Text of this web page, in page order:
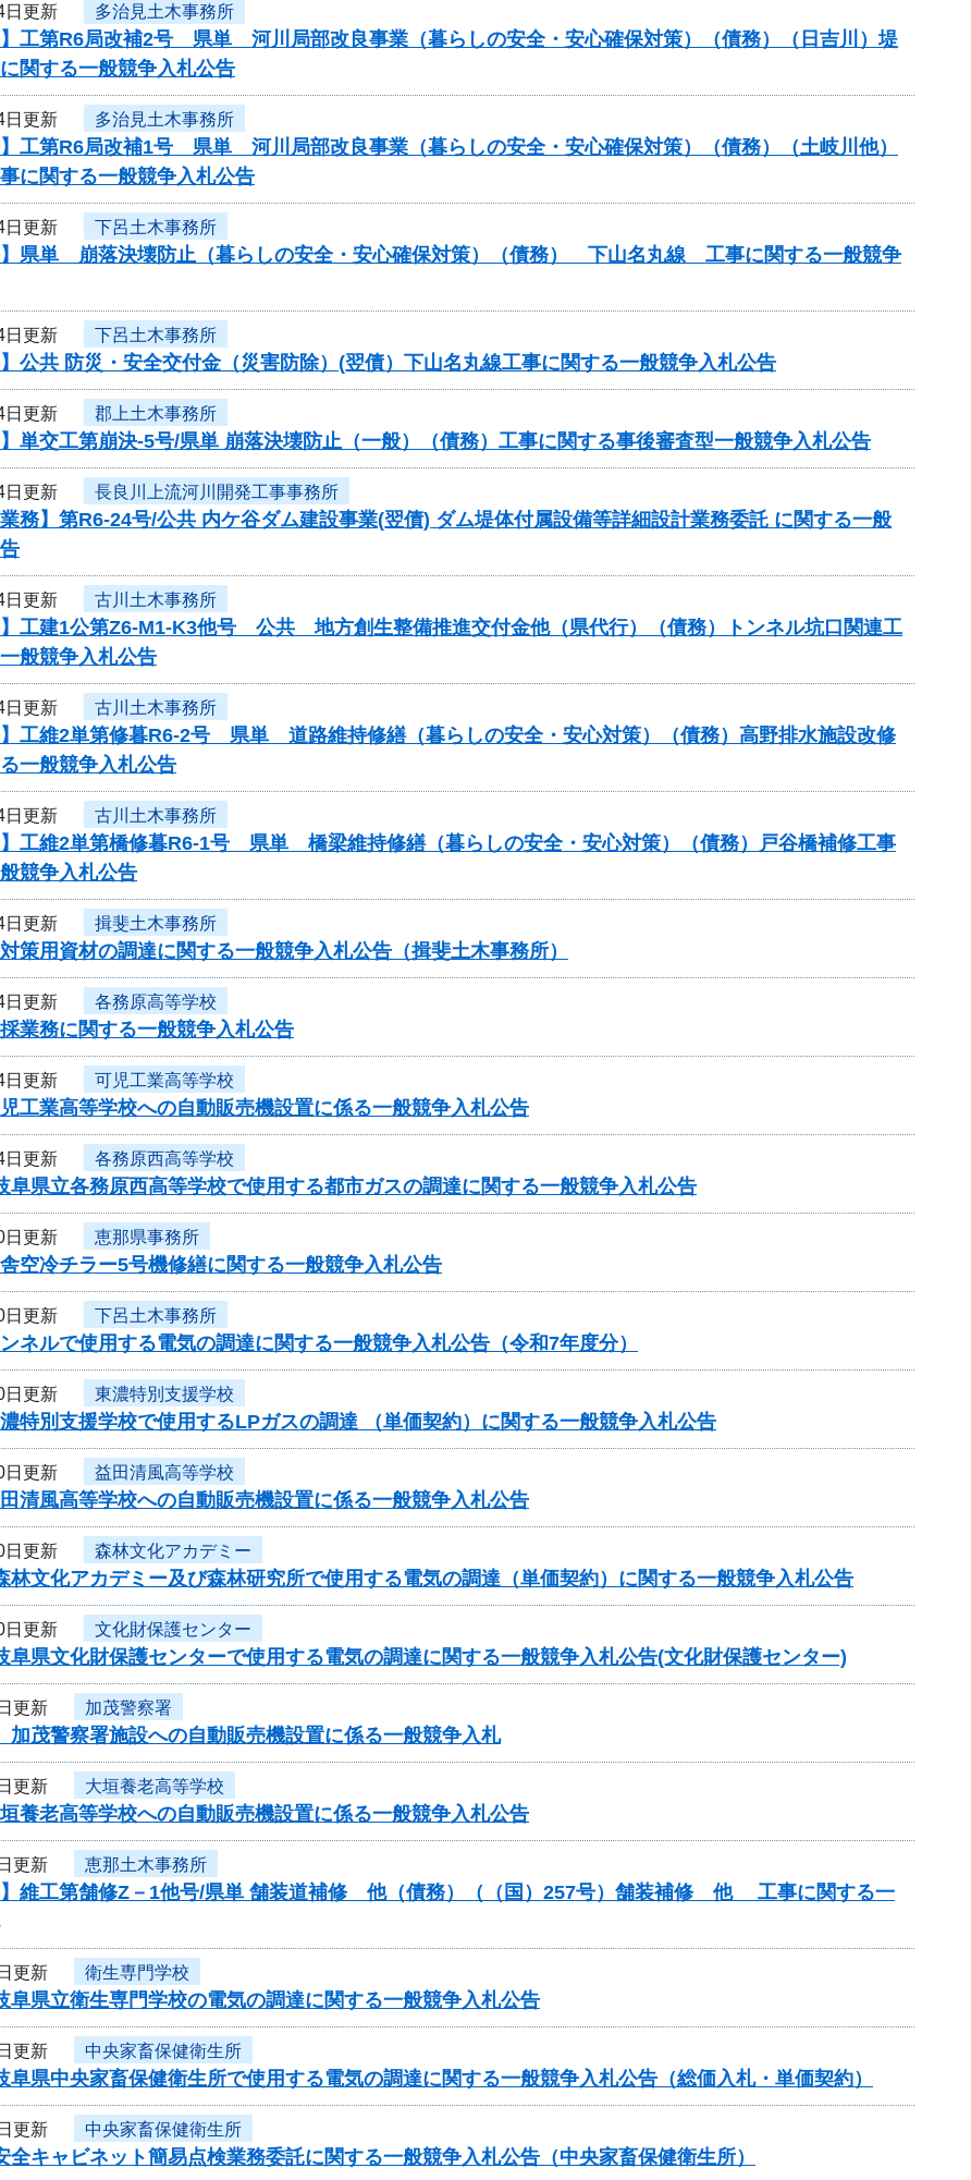
日更新 多治見土木事務所
】工第R6局改補2号 県単 河川局部改良事業（暮らしの安全・安心確保対策）（債務）（日吉川）堤
関する一般競争入札公告
日更新 多治見土木事務所
】工第R6局改補1号 県単 河川局部改良事業（暮らしの安全・安心確保対策）（債務）（土岐川他）
に関する一般競争入札公告
日更新 下呂土木事務所
】県単 崩落決壊防止（暮らしの安全・安心確保対策）（債務） 下山名丸線 工事に関する一般競争
日更新 下呂土木事務所
】公共 防災・安全交付金（災害防除）(翌債）下山名丸線工事に関する一般競争入札公告
日更新 郡上土木事務所
】単交工第崩決-5号/県単 崩落決壊防止（一般）（債務）工事に関する事後審査型一般競争入札公告
日更新 長良川上流河川開発工事事務所
業務】第R6-24号/公共 内ケ谷ダム建設事業(翌債) ダム堤体付属設備等詳細設計業務委託 に関する一般
日更新 古川土木事務所
】工建1公第Z6-M1-K3他号 公共 地方創生整備推進交付金他（県代行）（債務）トンネル坑口関連工
般競争入札公告
日更新 古川土木事務所
】工維2単第修暮R6-2号 県単 道路維持修繕（暮らしの安全・安心対策）（債務）高野排水施設改修
一般競争入札公告
日更新 古川土木事務所
】工維2単第橋修暮R6-1号 県単 橋梁維持修繕（暮らしの安全・安心対策）（債務）戸谷橋補修工事
競争入札公告
日更新 揖斐土木事務所
策用資材の調達に関する一般競争入札公告（揖斐土木事務所）
日更新 各務原高等学校
業務に関する一般競争入札公告
日更新 可児工業高等学校
工業高等学校への自動販売機設置に係る一般競争入札公告
日更新 各務原西高等学校
阜県立各務原西高等学校で使用する都市ガスの調達に関する一般競争入札公告
日更新 恵那県事務所
空冷チラー5号機修繕に関する一般競争入札公告
日更新 下呂土木事務所
ネルで使用する電気の調達に関する一般競争入札公告（令和7年度分）
日更新 東濃特別支援学校
特別支援学校で使用するLPガスの調達 （単価契約）に関する一般競争入札公告
日更新 益田清風高等学校
清風高等学校への自動販売機設置に係る一般競争入札公告
日更新 森林文化アカデミー
林文化アカデミー及び森林研究所で使用する電気の調達（単価契約）に関する一般競争入札公告
日更新 文化財保護センター
阜県文化財保護センターで使用する電気の調達に関する一般競争入札公告(文化財保護センター)
更新 加茂警察署
茂警察署施設への自動販売機設置に係る一般競争入札
更新 大垣養老高等学校
養老高等学校への自動販売機設置に係る一般競争入札公告
更新 恵那土木事務所
】維工第舗修Z－1他号/県単 舗装道補修 他（債務）（（国）257号）舗装補修 他 工事に関する一
更新 衛生専門学校
阜県立衛生専門学校の電気の調達に関する一般競争入札公告
更新 中央家畜保健衛生所
阜県中央家畜保健衛生所で使用する電気の調達に関する一般競争入札公告（総価入札・単価契約）
更新 中央家畜保健衛生所
全キャビネット簡易点検業務委託に関する一般競争入札公告（中央家畜保健衛生所）